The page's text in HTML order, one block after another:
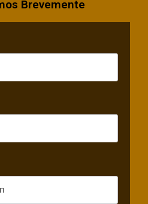
Brevemente